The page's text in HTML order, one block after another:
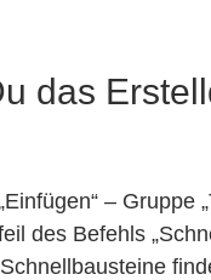
das
– Gruppe
des Befehls